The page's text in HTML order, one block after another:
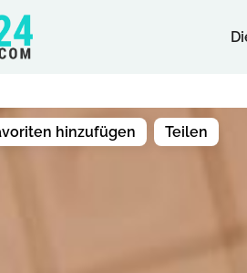
hinzufügen Teilen